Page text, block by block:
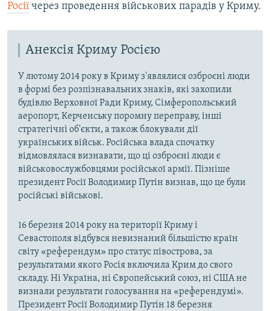
Росії через проведення військових парадів у Криму.
Анексія Криму Росією
У лютому 2014 року в Криму з'являлися озброєні люди
в формі без розпізнавальних знаків, які захопили
будівлю Верховної Ради Криму, Сімферопольський
аеропорт, Керченську поромну переправу, інші
стратегічні об'єкти, а також блокували дії
українських військ. Російська влада спочатку
відмовлялася визнавати, що ці озброєні люди є
військовослужбовцями російської армії. Пізніше
президент Росії Володимир Путін визнав, що це були
російські військові.
16 березня 2014 року на території Криму і
Севастополя відбувся невизнаний більшістю країн
світу «референдум» про статус півострова, за
результатами якого Росія включила Крим до свого
складу. Ні Україна, ні Європейський союз, ні США не
визнали результати голосування на «референдумі».
Президент Росії Володимир Путін 18 березня